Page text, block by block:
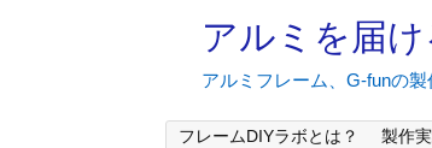
アルミを届
アルミフレーム、G-funの
フレームDIYラボとは？ 製作